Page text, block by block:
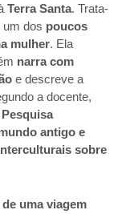
Terra Santa. Trata-
um dos poucos
mulher. Ela
narra com
e descreve a
a docente,
antigo e
sobre
uma viagem